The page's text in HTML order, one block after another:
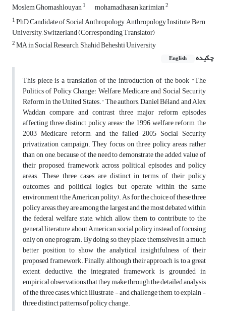
Moslem Ghomashlouyan1 mohamadhasan karimian2
1PhD Candidate of Social Anthropology, Anthropology Institute, Bern
University, Switzerland (Corresponding Translator)
2MA in Social Research, Shahid Beheshti University
چکیده
English
This piece is a translation of the introduction of the book "The
Politics of Policy Change: Welfare, Medicare, and Social Security
Reform in the United States." The authors, Daniel Béland and Alex
Waddan compare and contrast three major reform episodes
affecting three distinct policy areas: the 1996 welfare reform, the
2003 Medicare reform, and the failed 2005 Social Security
privatization campaign. They focus on three policy areas rather
than on one, because of the need to demonstrate the added value of
their proposed framework across political episodes and policy
areas. These three cases are distinct in terms of their policy
outcomes and political logics, but operate within the same
environment (the American polity). As for the choice of these three
policy areas, they are among the largest and the most debated within
the federal welfare state, which allow them to contribute to the
general literature about American social policy instead of focusing
only on one program. By doing so, they place themselves in a much
better position to show the analytical insightfulness of their
proposed framework. Finally, although their approach is, to a great
extent, deductive, the integrated framework is grounded in
empirical observations that they make through the detailed analysis
of the three cases, which illustrate - and challenge them to explain -
three distinct patterns of policy change.